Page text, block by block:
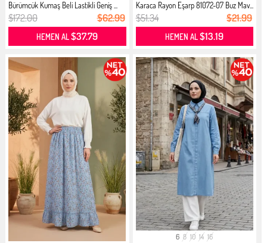
Bürümcük Kumaş Beli Lastikli Geniş ...
$172.00 $62.99
HEMEN AL$37.79
Karaca Rayon Eşarp 81072-07 Buz Mav...
$51.34 $21.99
HEMEN AL$13.19
6 8 10 14 16